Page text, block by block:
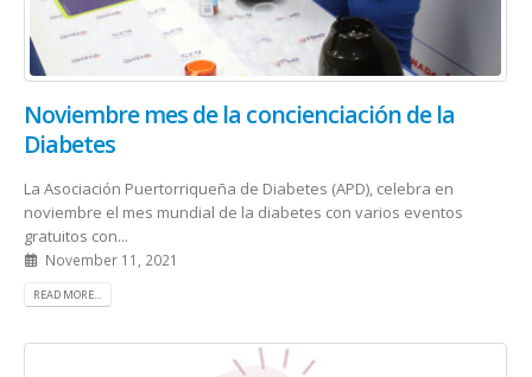
Noviembre mes de la concienciación de la
Diabetes
La Asociación Puertorriqueña de Diabetes (APD), celebra en
noviembre el mes mundial de la diabetes con varios eventos
gratuitos con...
November 11, 2021
READ MORE...